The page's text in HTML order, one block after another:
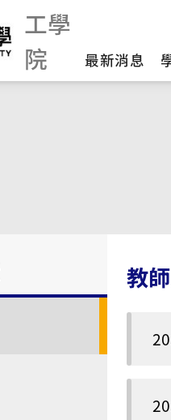
工學
院
最新消息
教